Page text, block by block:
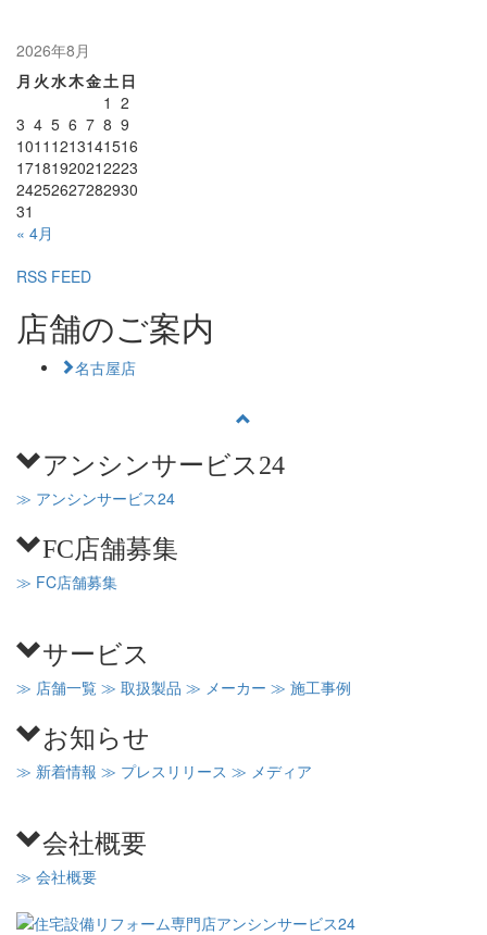
2026年8月
月 火水木金土 日
1 2
3 4 5 6 7 8 9
1011 1213141516
17181920212223
24252627282930
31
« 4月
RSS FEED
店舗のご案内
名古屋店
アンシンサービス24
≫ アンシンサービス24
FC店舗募集
≫ FC店舗募集
サービス
≫ 店舗一覧 ≫ 取扱製品 ≫ メーカー ≫ 施工事例
お知らせ
≫ 新着情報 ≫ プレスリリース ≫ メディア
会社概要
≫ 会社概要